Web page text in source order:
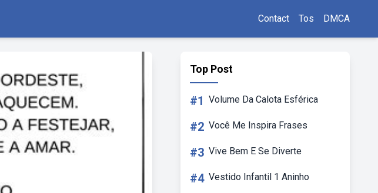
Contact Tos DMCA
Top Post
#1 Volume Da Calota Esférica
#2 Você Me Inspira Frases
#3 Vive Bem E Se Diverte
#4 Vestido Infantil 1 Aninho